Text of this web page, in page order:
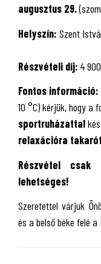
augusztus 29.
Helyszín: Szent
Részvételi díj: 4
Fontos információ:
10 °C) kérjük, hogy a
sportruházattal
relaxációra
Részvétel csak
lehetséges!
Szeretettel várjuk
és a belső béke felé a